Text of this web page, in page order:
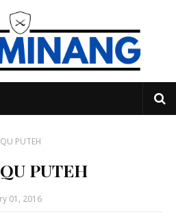
PUTEH
PUTEH
01, 2016